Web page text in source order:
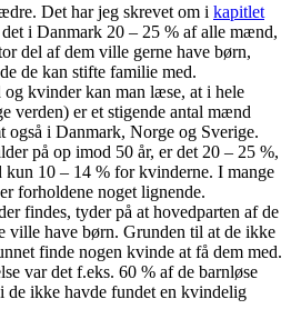
Det har jeg skrevet om i kapitlet
i Danmark 20 – 25 % af alle mænd,
del af dem ville gerne have børn,
de kan stifte familie med.
kvinder kan man læse, at i hele
verden) er et stigende antal mænd
også i Danmark, Norge og Sverige.
på op imod 50 år, er det 20 – 25 %,
kun 10 – 14 % for kvinderne. I mange
forholdene noget lignende.
findes, tyder på at hovedparten af de
ville have børn. Grunden til at de ikke
finde nogen kvinde at få dem med.
var det f.eks. 60 % af de barnløse
de ikke havde fundet en kvindelig